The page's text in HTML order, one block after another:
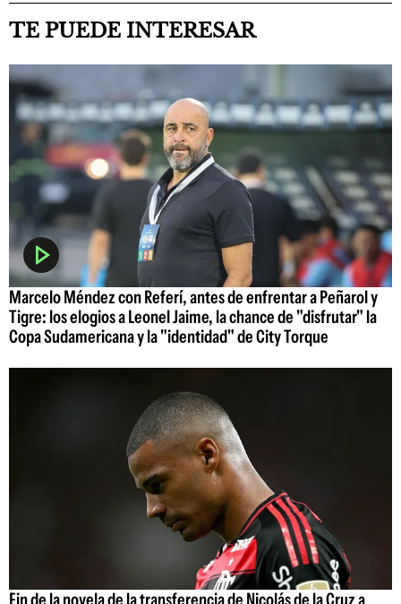
TE PUEDE INTERESAR
Marcelo Méndez con Referí, antes de enfrentar a Peñarol y
Tigre: los elogios a Leonel Jaime, la chance de "disfrutar" la
Copa Sudamericana y la "identidad" de City Torque
Fin de la novela de la transferencia de Nicolás de la Cruz a